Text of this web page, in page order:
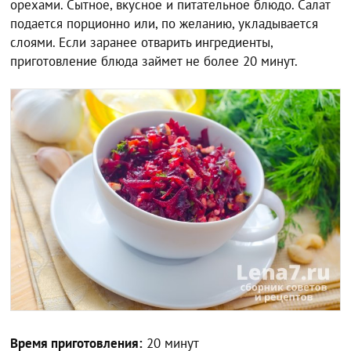
орехами. Сытное, вкусное и питательное блюдо. Салат
подается порционно или, по желанию, укладывается
слоями. Если заранее отварить ингредиенты,
приготовление блюда займет не более 20 минут.
Время приготовления: 20 минут